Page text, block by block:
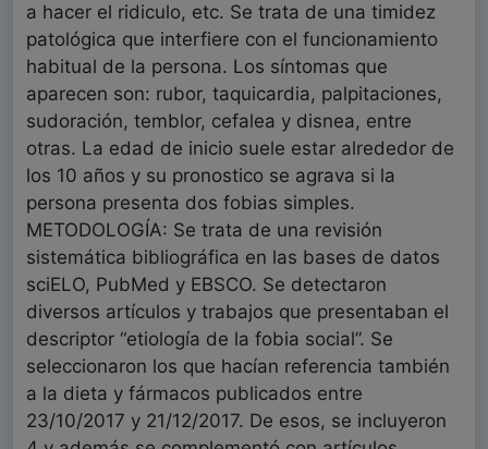
a hacer el ridiculo, etc. Se trata de una timidez
patológica que interfiere con el funcionamiento
habitual de la persona. Los síntomas que
aparecen son: rubor, taquicardia, palpitaciones,
sudoración, temblor, cefalea y disnea, entre
otras. La edad de inicio suele estar alrededor de
los 10 años y su pronostico se agrava si la
persona presenta dos fobias simples.
METODOLOGÍA: Se trata de una revisión
sistemática bibliográfica en las bases de datos
sciELO, PubMed y EBSCO. Se detectaron
diversos artículos y trabajos que presentaban el
descriptor “etiología de la fobia social”. Se
seleccionaron los que hacían referencia también
a la dieta y fármacos publicados entre
23/10/2017 y 21/12/2017. De esos, se incluyeron